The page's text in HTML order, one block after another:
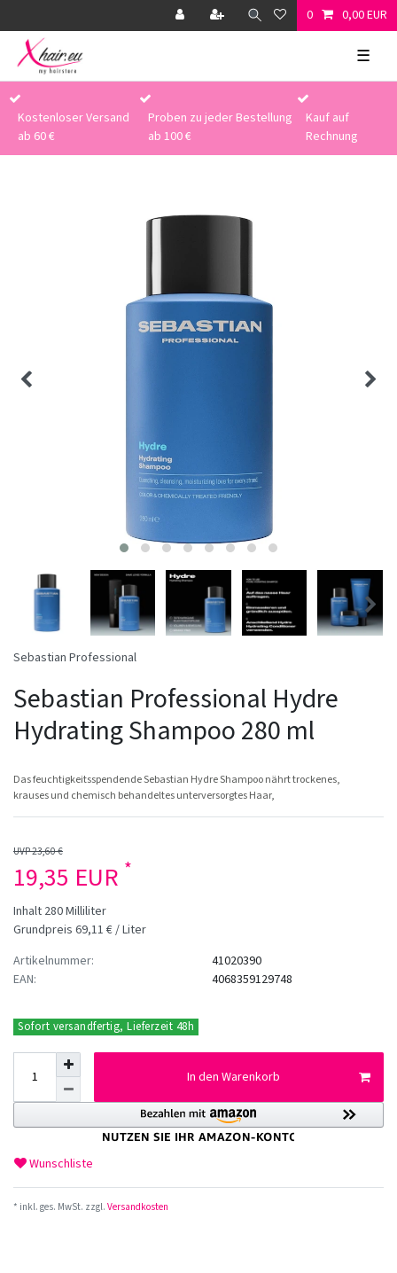
0 0,00 EUR
☰
Kostenloser Versand
ab 60 €
Proben zu jeder Bestellung
ab 100 €
Kauf auf
Rechnung
Sebastian Professional
Sebastian Professional Hydre
Hydrating Shampoo 280 ml
Das feuchtigkeitsspendende Sebastian Hydre Shampoo nährt trockenes,
krauses und chemisch behandeltes unterversorgtes Haar,
UVP 23,60 €
19,35 EUR *
Inhalt 280Milliliter
Grundpreis 69,11 € / Liter
Artikelnummer:
EAN:
41020390
4068359129748
Sofort versandfertig, Lieferzeit 48h
In den Warenkorb
Wunschliste
* inkl. ges. MwSt. zzgl. Versandkosten